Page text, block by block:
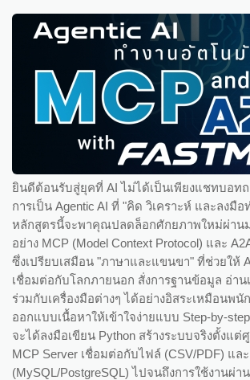
ยินดีต้อนรับสู่ยุคที่ AI ไม่ได้เป็นเพียงแชทบอท
การเป็น Agentic AI ที่ "คิด วิเคราะห์ และลงมือ
หลักสูตรนี้จะพาคุณปลดล็อกศักยภาพใหม่ผ่าน
อย่าง MCP (Model Context Protocol) และ
ซึ่งเปรียบเสมือน "ภาษาและแขนขา" ที่ช่วยให้
เชื่อมต่อกับโลกภายนอก สั่งการฐานข้อมูล อ่าน
ร่วมกับเครื่องมือต่างๆ ได้อย่างอิสระเหมือนพนั
ออกแบบเนื้อหาให้เข้าใจง่ายแบบ Step-by-
จะได้ลงมือเขียน Python สร้างระบบจริงตั้งแต่
MCP Server เชื่อมต่อกับไฟล์ (CSV/PDF) แล
(MySQL/PostgreSQL) ไปจนถึงการใช้งานผ่า